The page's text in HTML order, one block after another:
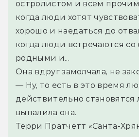
остролистом и всем
когда люди хотят
хорошо и наедаться до
когда люди встречаются со
родными и...
Она вдруг замолчала, не
— Ну, то есть в это время
действительно
выпалила она.
Терри Пратчетт «Санта-